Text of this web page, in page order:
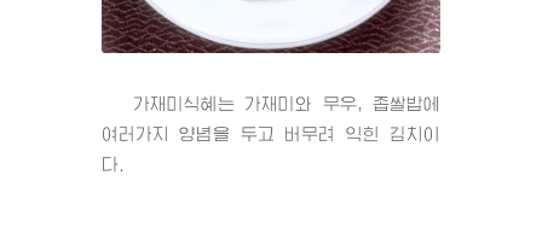
가재미식혜는 가재미와 무우, 좁쌀밥에
여러가지 양념을 두고 버무려 익힌 김치이
다.